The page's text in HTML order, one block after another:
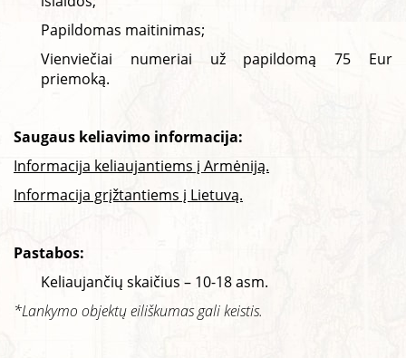
Papildomas maitinimas;
Vienviečiai numeriai už papildomą 75 Eur
priemoką.
Saugaus keliavimo informacija:
Informacija keliaujantiems į Armėniją.
Informacija grįžtantiems į Lietuvą.
Pastabos:
Keliaujančių skaičius – 10-18 asm.
*Lankymo objektų eiliškumas gali keistis.